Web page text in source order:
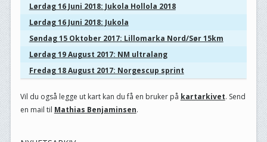
Lørdag 16 Juni 2018: Jukola Hollola 2018
Lørdag 16 Juni 2018: Jukola
Søndag 15 Oktober 2017: Lillomarka Nord/Sør 15km
Lørdag 19 August 2017: NM ultralang
Fredag 18 August 2017: Norgescup sprint
Vil du også legge ut kart kan du få en bruker på kartarkivet. Send
en mail til Mathias Benjaminsen.